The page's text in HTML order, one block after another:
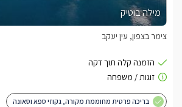
מילה בוטיק
צימר בצפון, עין יעקב
בריכה פרטית מחוממת מקורה, גקוזי ספא וסאונה